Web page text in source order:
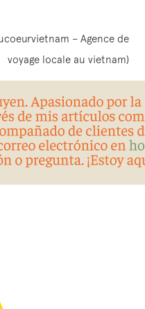
– Agence de
voyage locale au vietnam)